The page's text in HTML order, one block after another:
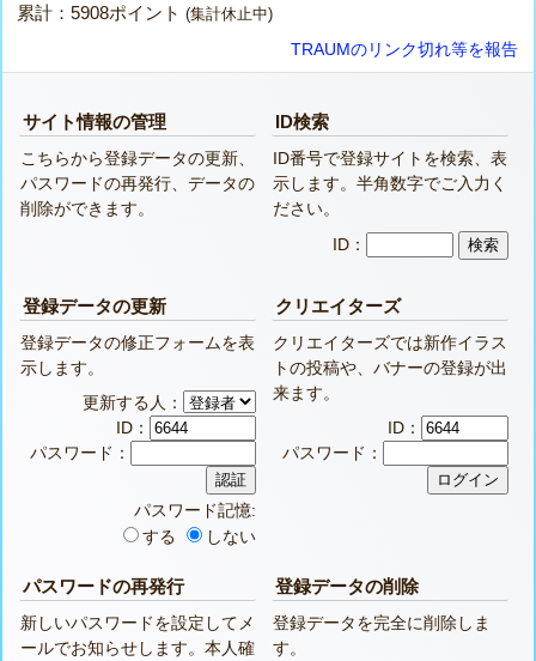
累計：5908ポイント(集計休止中)
TRAUMのリンク切れ等を報告
サイト情報の管理
こちらから登録データの更新、
パスワードの再発行、データの
削除ができます。
ID検索
ID番号で登録サイトを検索、表
示します。半角数字でご入力く
ださい。
ID：
登録データの更新
登録データの修正フォームを表
示します。
更新する人：
ID：
パスワード：
パスワード記憶:
する
しない
クリエイターズ
クリエイターズでは新作イラス
トの投稿や、バナーの登録が出
来ます。
ID：
パスワード：
パスワードの再発行
新しいパスワードを設定してメ
ールでお知らせします。本人確
登録データの削除
登録データを完全に削除しま
す。